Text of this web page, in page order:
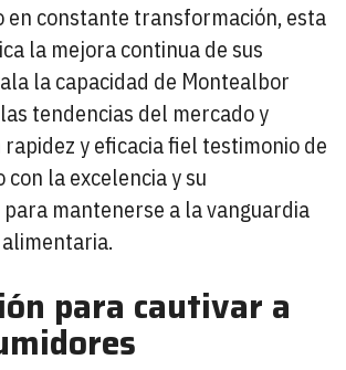
en constante transformación, esta
la mejora continua de sus
la capacidad de Montealbor
tendencias del mercado y
y eficacia fiel testimonio de
con la excelencia y su
mantenerse a la vanguardia
para cautivar a